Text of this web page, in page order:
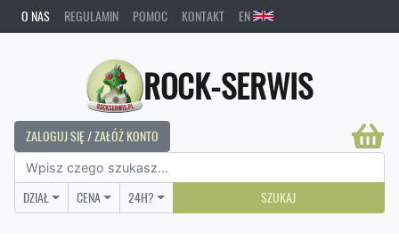
O NAS REGULAMIN POMOC KONTAKT EN
ROCK-SERWIS
ZALOGUJ SIĘ / ZAŁÓŻ KONTO
DZIAŁ CENA 24H? SZUKAJ